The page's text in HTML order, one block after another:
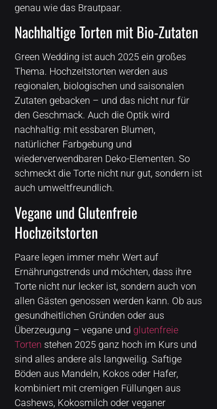
genau wie das Brautpaar.
Nachhaltige Torten mit Bio-Zutaten
Green Wedding ist auch 2025 ein großes
Thema. Hochzeitstorten werden aus
regionalen, biologischen und saisonalen
Zutaten gebacken – und das nicht nur für
den Geschmack. Auch die Optik wird
nachhaltig: mit essbaren Blumen,
natürlicher Farbgebung und
wiederverwendbaren Deko-Elementen. So
schmeckt die Torte nicht nur gut, sondern ist
auch umweltfreundlich.
Vegane und Glutenfreie
Hochzeitstorten
Paare legen immer mehr Wert auf
Ernährungstrends und möchten, dass ihre
Torte nicht nur lecker ist, sondern auch von
allen Gästen genossen werden kann. Ob aus
gesundheitlichen Gründen oder aus
Überzeugung – vegane und glutenfreie
Torten stehen 2025 ganz hoch im Kurs und
sind alles andere als langweilig. Saftige
Böden aus Mandeln, Kokos oder Hafer,
kombiniert mit cremigen Füllungen aus
Cashews, Kokosmilch oder veganer